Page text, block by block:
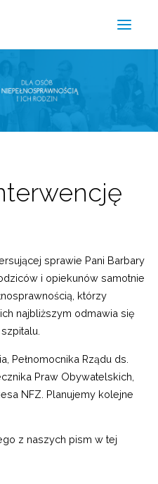
sprawie Pani Barbary
i opiekunów samotnie
którzy
najbliższym odmawia się
Pełnomocnika Rządu ds.
Praw Obywatelskich,
NFZ. Planujemy kolejne
z naszych pism w tej